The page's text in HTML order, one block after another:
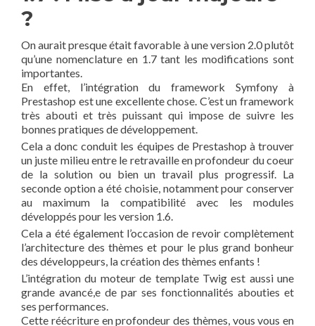
?
On aurait presque était favorable à une version 2.0 plutôt
qu’une nomenclature en 1.7 tant les modifications sont
importantes.
En effet, l’intégration du framework Symfony à
Prestashop est une excellente chose. C’est un framework
très abouti et très puissant qui impose de suivre les
bonnes pratiques de développement.
Cela a donc conduit les équipes de Prestashop à trouver
un juste milieu entre le retravaille en profondeur du coeur
de la solution ou bien un travail plus progressif. La
seconde option a été choisie, notamment pour conserver
au maximum la compatibilité avec les modules
développés pour les version 1.6.
Cela a été également l’occasion de revoir complètement
l’architecture des thèmes et pour le plus grand bonheur
des développeurs, la création des thèmes enfants !
L’intégration du moteur de template Twig est aussi une
grande avancé,e de par ses fonctionnalités abouties et
ses performances.
Cette réécriture en profondeur des thèmes, vous vous en